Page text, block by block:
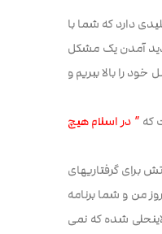
دارد که شما با
آمدن یک مشکل
را بالا ببریم و
که ” در اسلام هیچ
برای گرفتاریهای
من و شما برنامه
شده که نمی